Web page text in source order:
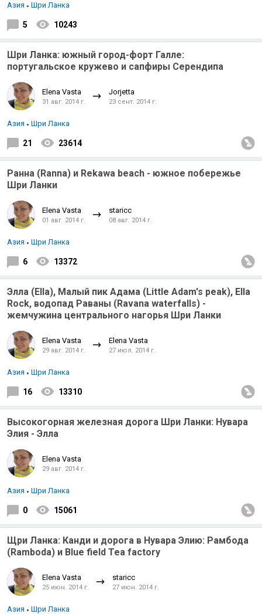
Азия Шри Ланка
5 10243
Шри Ланка: южный город-форт Галле:
португальское кружево и сапфиры Серендипа
Elena Vasta
31 авг. 2014 г.
Jorjetta
23 сент. 2014 г.
Азия Шри Ланка
21 23614
Ранна (Ranna) и Rekawa beach - южное побережье
Шри Ланки
Elena Vasta
01 авг. 2014 г.
staricc
08 авг. 2014 г.
Азия Шри Ланка
6 13372
Элла (Ella), Малый пик Адама (Little Adam's peak), Ella
Rock, водопaд Раваны (Ravana waterfalls) -
жемчужина центрального нагорья Шри Ланки
Elena Vasta
29 авг. 2014 г.
Elena Vasta
27 июл. 2014 г.
Азия Шри Ланка
16 13310
Высокогорная железная дорога Шри Ланки: Нувара
Элия - Элла
Elena Vasta
29 авг. 2014 г.
Азия Шри Ланка
0 15061
Щри Ланка: Канди и дорога в Нувара Элию: Рамбода
(Ramboda) и Blue field Tea factory
Elena Vasta
25 июн. 2014 г.
staricc
27 июн. 2014 г.
Азия Шри Ланка